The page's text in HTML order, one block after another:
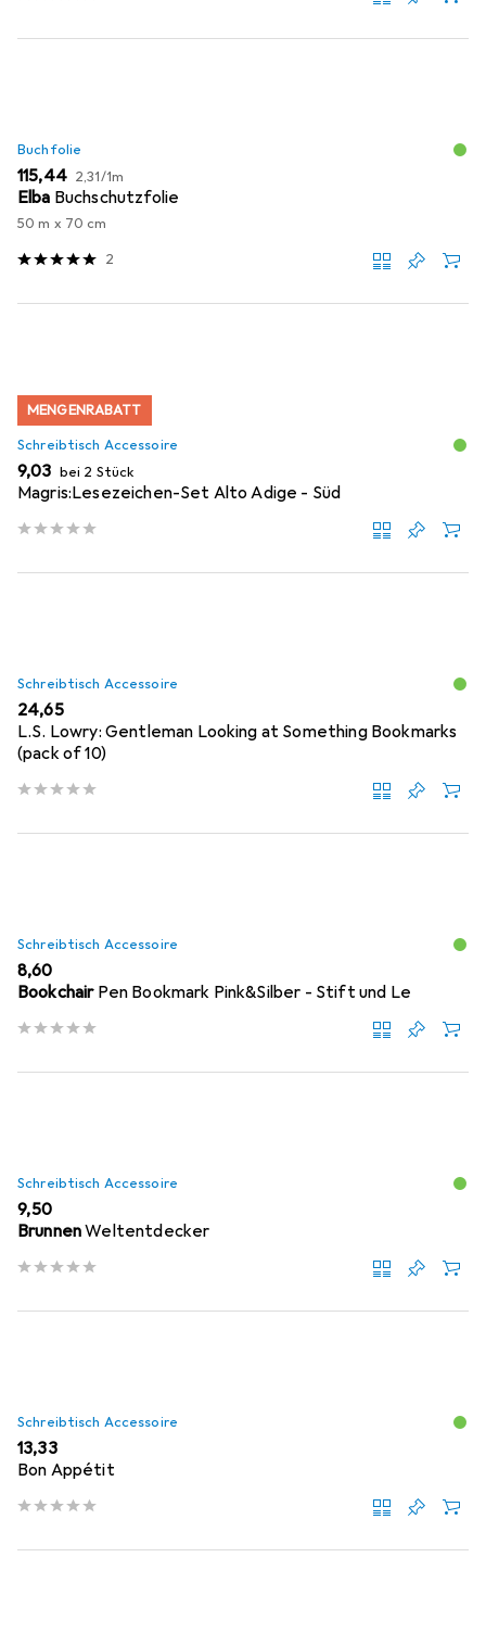
Buchfolie
EUR
115,44 EUR
2,31/1m
Elba Buchschutzfolie
50 m x 70 cm
2
MENGENRABATT
Schreibtisch Accessoire
EUR
9,03 bei 2 Stück
Magris:Lesezeichen-Set Alto Adige - Süd
Schreibtisch Accessoire
EUR
24,65
L.S. Lowry: Gentleman Looking at Something Bookmarks
(pack of 10)
Schreibtisch Accessoire
EUR
8,60
Bookchair Pen Bookmark Pink&Silber - Stift und Le
Schreibtisch Accessoire
EUR
9,50
BrunnenWeltentdecker
Schreibtisch Accessoire
EUR
13,33
Bon Appétit